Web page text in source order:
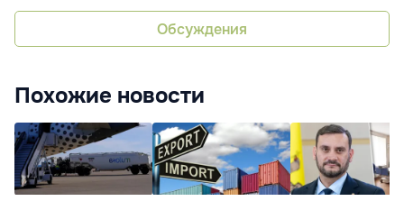
Обсуждения
Похожие новости